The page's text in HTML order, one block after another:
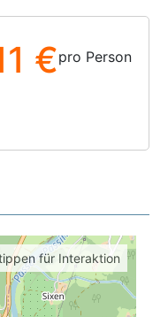
€pro Person
für Interaktion